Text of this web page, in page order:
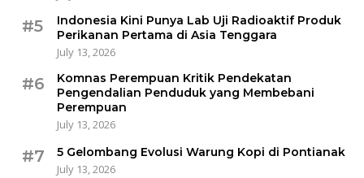
#5
Indonesia Kini Punya Lab Uji Radioaktif Produk
Perikanan Pertama di Asia Tenggara
July 13, 2026
#6
Komnas Perempuan Kritik Pendekatan
Pengendalian Penduduk yang Membebani
Perempuan
July 13, 2026
#7
5 Gelombang Evolusi Warung Kopi di Pontianak
July 13, 2026